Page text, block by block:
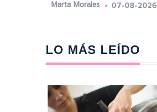
Marta Morales 07-08-2026
LO MÁS LEÍDO